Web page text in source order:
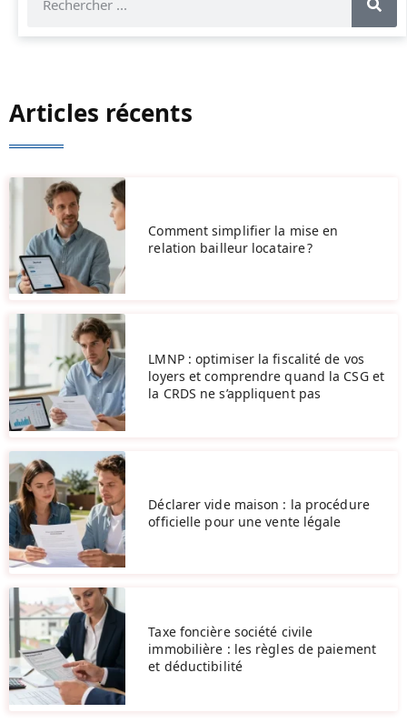
Articles récents
Comment simplifier la mise en
relation bailleur locataire ?
LMNP : optimiser la fiscalité de vos
loyers et comprendre quand la CSG et
la CRDS ne s’appliquent pas
Déclarer vide maison : la procédure
officielle pour une vente légale
Taxe foncière société civile
immobilière : les règles de paiement
et déductibilité